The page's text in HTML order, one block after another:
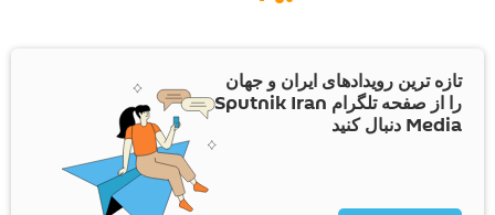
تازه ترین رویدادهای ایران و جهان
را از صفحه تلگرام Sputnik Iran
Media دنبال کنید